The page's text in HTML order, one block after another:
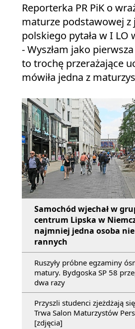
Reporterka PR PiK o
maturze podstawowej z
polskiego pytała w I LO
- Wyszłam jako
to trochę przerażające
mówiła jedna z
Samochód wjechał w
centrum Lipska w
najmniej jedna osoba nie
rannych
Ruszyły próbne egzaminy
matury. Bydgoska SP 58
dwa razy
Przyszli studenci zjeżdżają
Trwa Salon Maturzystów
[zdjęcia]